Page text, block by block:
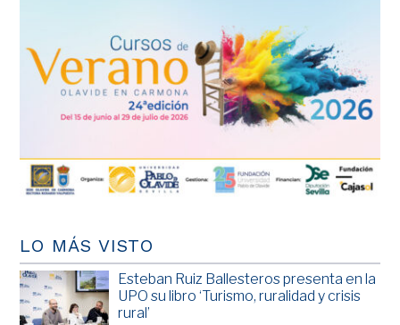
LO MÁS VISTO
Esteban Ruiz Ballesteros presenta en la
UPO su libro ‘Turismo, ruralidad y crisis
rural’